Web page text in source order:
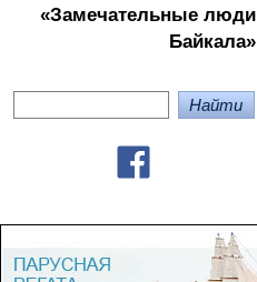
«Замечательные люди
Байкала»